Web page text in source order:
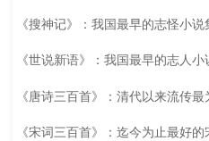
《搜神记》：我国最早的志怪小说
《世说新语》：我国最早的志人小
《唐诗三百首》：清代以来流传
《宋词三百首》：迄今为止最好的